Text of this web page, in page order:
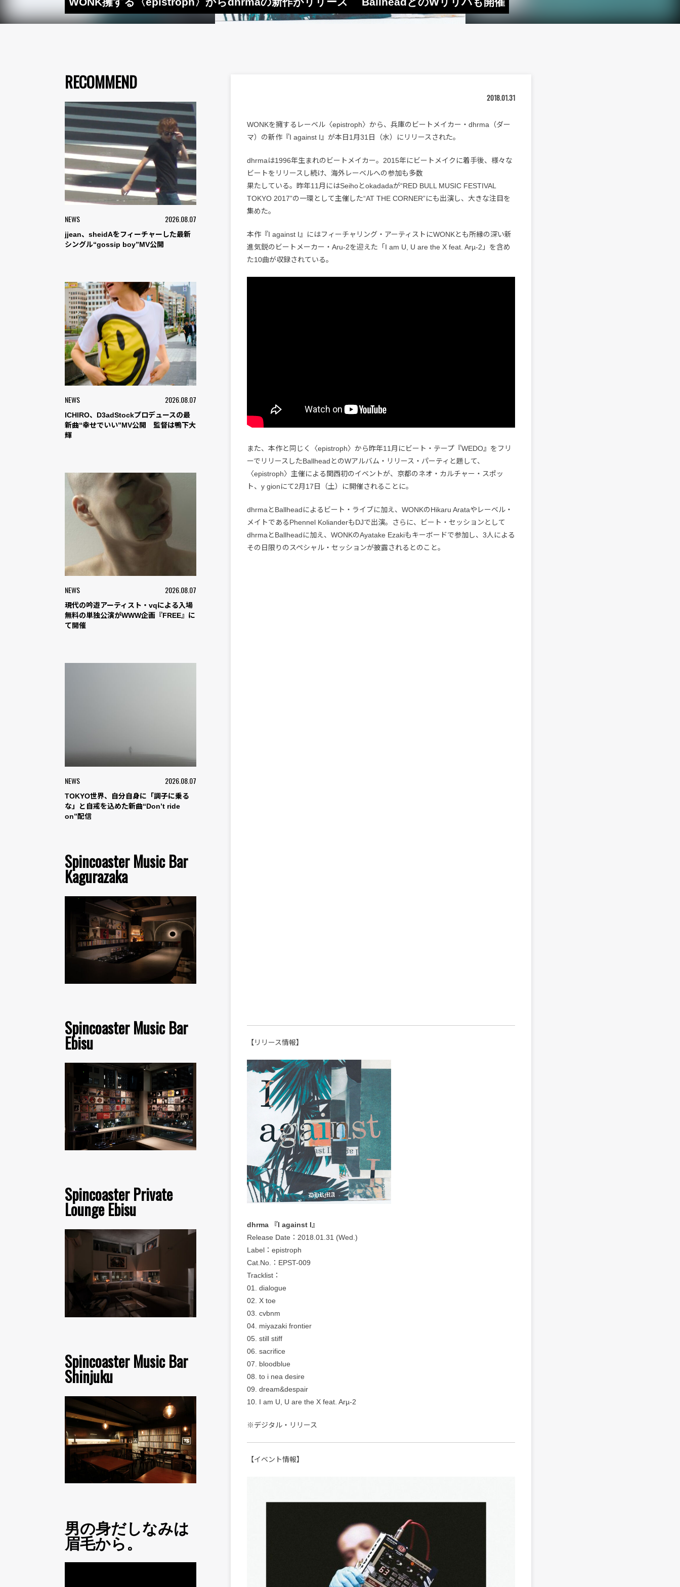
RECOMMEND
NEWS 2026.08.07
jjean、sheidAをフィーチャーした最新
シングル“gossip boy”MV公開
NEWS 2026.08.07
ICHIRO、D3adStockプロデュースの最
新曲“幸せでいい”MV公開 監督は鴨下大
輝
NEWS 2026.08.07
現代の吟遊アーティスト・vqによる入場
無料の単独公演がWWW企画『FREE』に
て開催
NEWS 2026.08.07
TOKYO世界、自分自身に「調子に乗る
な」と自戒を込めた新曲“Don’t ride
on”配信
Spincoaster Music Bar
Kagurazaka
Spincoaster Music Bar
Ebisu
Spincoaster Private
Lounge Ebisu
Spincoaster Music Bar
Shinjuku
男の身だしなみは
眉毛から。
2018.01.31
WONKを擁するレーベル〈epistroph〉から、兵庫のビートメイカー・dhrma（ダー
マ）の新作『I against I』が本日1月31日（水）にリリースされた。
dhrmaは1996年生まれのビートメイカー。2015年にビートメイクに着手後、様々な
ビートをリリースし続け、海外レーベルへの参加も多数
果たしている。昨年11月にはSeihoとokadadaが“RED BULL MUSIC FESTIVAL
TOKYO 2017”の一環として主催した“AT THE CORNER”にも出演し、大きな注目を
集めた。
本作『I against I』にはフィーチャリング・アーティストにWONKとも所縁の深い新
進気鋭のビートメーカー・Aru-2を迎えた「I am U, U are the X feat. Arµ-2」を含め
た10曲が収録されている。
また、本作と同じく〈epistroph〉から昨年11月にビート・テープ『WEDO』をフリ
ーでリリースしたBallheadとのWアルバム・リリース・パーティと題して、
〈epistroph〉主催による関西初のイベントが、京都のネオ・カルチャー・スポッ
ト、y gionにて2月17日（土）に開催されることに。
dhrmaとBallheadによるビート・ライブに加え、WONKのHikaru Arataやレーベル・
メイトであるPhennel KolianderもDJで出演。さらに、ビート・セッションとして
dhrmaとBallheadに加え、WONKのAyatake Ezakiもキーボードで参加し、3人による
その日限りのスペシャル・セッションが披露されるとのこと。
【リリース情報】
dhrma 『I against I』
Release Date：2018.01.31 (Wed.)
Label：epistroph
Cat.No.：EPST-009
Tracklist：
01. dialogue
02. X toe
03. cvbnm
04. miyazaki frontier
05. still stiff
06. sacrifice
07. bloodblue
08. to i nea desire
09. dream&despair
10. I am U, U are the X feat. Arµ-2
※デジタル・リリース
【イベント情報】